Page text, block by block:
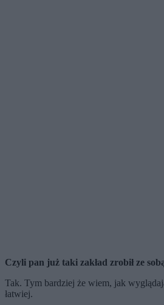
Czyli pan już taki zakład zrobił ze
Tak. Tym bardziej że wiem, jak
łatwiej.